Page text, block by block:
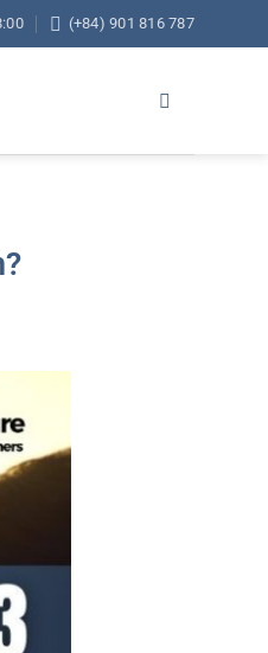
(+84) 901 816 787